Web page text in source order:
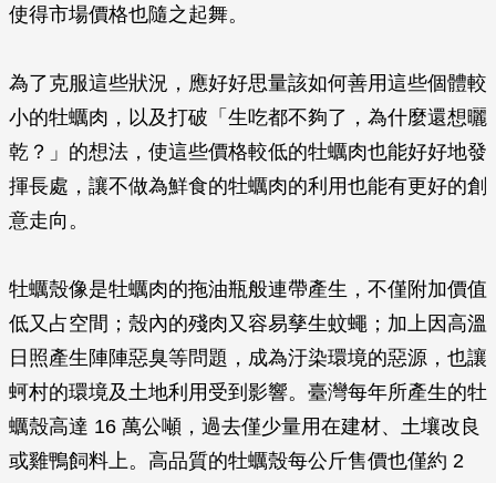
使得市場價格也隨之起舞。
為了克服這些狀況，應好好思量該如何善用這些個體較
小的牡蠣肉，以及打破「生吃都不夠了，為什麼還想曬
乾？」的想法，使這些價格較低的牡蠣肉也能好好地發
揮長處，讓不做為鮮食的牡蠣肉的利用也能有更好的創
意走向。
牡蠣殼像是牡蠣肉的拖油瓶般連帶產生，不僅附加價值
低又占空間；殼內的殘肉又容易孳生蚊蠅；加上因高溫
日照產生陣陣惡臭等問題，成為汙染環境的惡源，也讓
蚵村的環境及土地利用受到影響。臺灣每年所產生的牡
蠣殼高達 16 萬公噸，過去僅少量用在建材、土壤改良
或雞鴨飼料上。高品質的牡蠣殼每公斤售價也僅約 2